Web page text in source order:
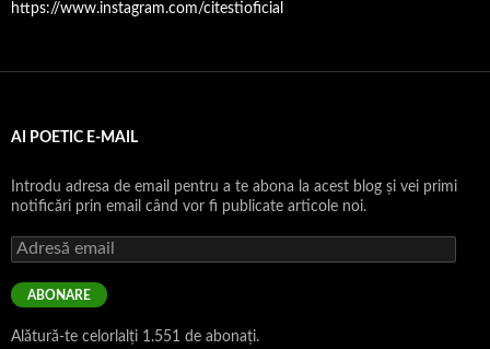
https://www.instagram.com/citestioficial
AI POETIC E-MAIL
Introdu adresa de email pentru a te abona la acest blog și vei primi
notificări prin email când vor fi publicate articole noi.
Adresă
email
ABONARE
Alătură-te celorlalți 1.551 de abonați.